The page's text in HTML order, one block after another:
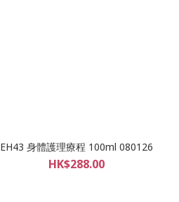
EH43 身體護理療程 100ml 080126
HK$288.00